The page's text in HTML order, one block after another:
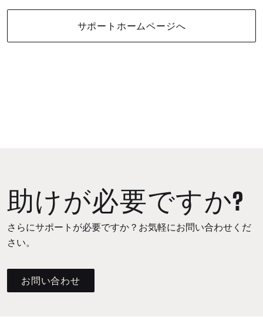
サポートホームページへ
助けが必要ですか?
さらにサポートが必要ですか？お気軽にお問い合わせくだ
さい。
お問い合わせ